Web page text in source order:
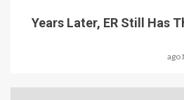
24 Years Later, ER Still Has